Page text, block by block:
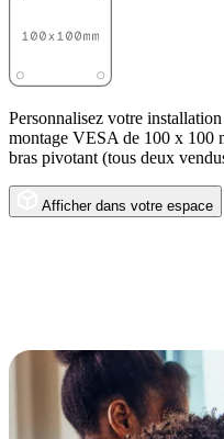
Personnalisez votre
montage VESA de 100 x 100
bras pivotant (tous deux
Afficher dans votre espace